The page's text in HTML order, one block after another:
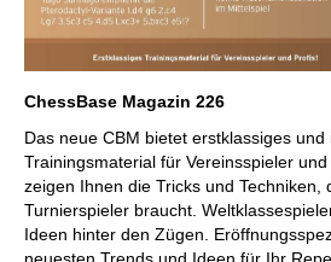
ChessBase Magazin 226
Das neue CBM bietet erstklassiges und
Trainingsmaterial für Vereinsspieler
zeigen Ihnen die Tricks und Techniken,
Turnierspieler braucht.
Ideen hinter den Zügen.